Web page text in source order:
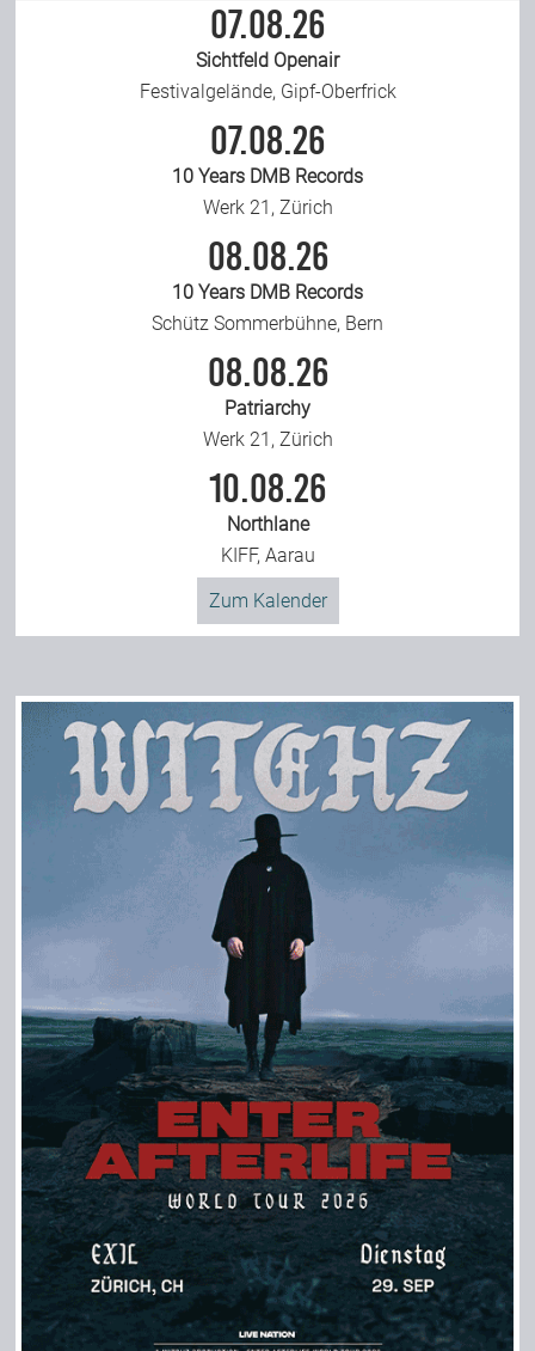
07.08.26
Sichtfeld Openair
Festivalgelände, Gipf-Oberfrick
07.08.26
10 Years DMB Records
Werk 21, Zürich
08.08.26
10 Years DMB Records
Schütz Sommerbühne, Bern
08.08.26
Patriarchy
Werk 21, Zürich
10.08.26
Northlane
KIFF, Aarau
Zum Kalender